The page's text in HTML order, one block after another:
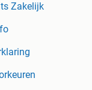
Zakelijk